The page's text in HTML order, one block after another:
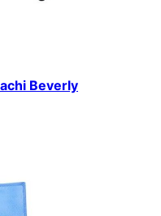
Beverly